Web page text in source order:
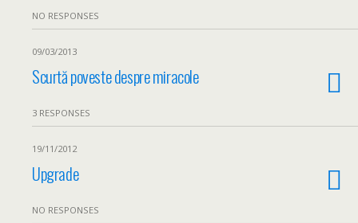
NO RESPONSES
09/03/2013
Scurtă poveste despre miracole
3 RESPONSES
19/11/2012
Upgrade
NO RESPONSES